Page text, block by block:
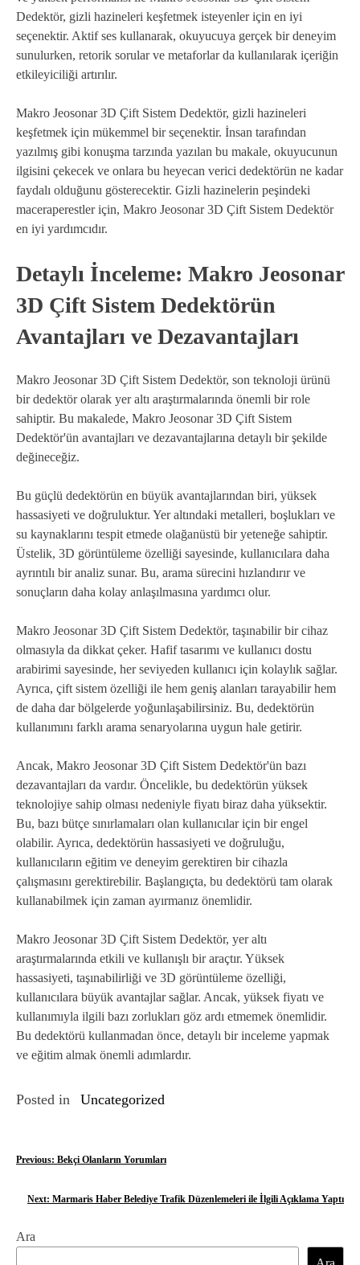
Dedektör, gizli hazineleri keşfetmek isteyenler için en iyi
seçenektir. Aktif ses kullanarak, okuyucuya gerçek bir deneyim
sunulurken, retorik sorular ve metaforlar da kullanılarak içeriğin
etkileyiciliği artırılır.
Makro Jeosonar 3D Çift Sistem Dedektör, gizli hazineleri
keşfetmek için mükemmel bir seçenektir. İnsan tarafından
yazılmış gibi konuşma tarzında yazılan bu makale, okuyucunun
ilgisini çekecek ve onlara bu heyecan verici dedektörün ne kadar
faydalı olduğunu gösterecektir. Gizli hazinelerin peşindeki
maceraperestler için, Makro Jeosonar 3D Çift Sistem Dedektör
en iyi yardımcıdır.
Detaylı İnceleme: Makro Jeosonar
3D Çift Sistem Dedektörün
Avantajları ve Dezavantajları
Makro Jeosonar 3D Çift Sistem Dedektör, son teknoloji ürünü
bir dedektör olarak yer altı araştırmalarında önemli bir role
sahiptir. Bu makalede, Makro Jeosonar 3D Çift Sistem
Dedektör'ün avantajları ve dezavantajlarına detaylı bir şekilde
değineceğiz.
Bu güçlü dedektörün en büyük avantajlarından biri, yüksek
hassasiyeti ve doğruluktur. Yer altındaki metalleri, boşlukları ve
su kaynaklarını tespit etmede olağanüstü bir yeteneğe sahiptir.
Üstelik, 3D görüntüleme özelliği sayesinde, kullanıcılara daha
ayrıntılı bir analiz sunar. Bu, arama sürecini hızlandırır ve
sonuçların daha kolay anlaşılmasına yardımcı olur.
Makro Jeosonar 3D Çift Sistem Dedektör, taşınabilir bir cihaz
olmasıyla da dikkat çeker. Hafif tasarımı ve kullanıcı dostu
arabirimi sayesinde, her seviyeden kullanıcı için kolaylık sağlar.
Ayrıca, çift sistem özelliği ile hem geniş alanları tarayabilir hem
de daha dar bölgelerde yoğunlaşabilirsiniz. Bu, dedektörün
kullanımını farklı arama senaryolarına uygun hale getirir.
Ancak, Makro Jeosonar 3D Çift Sistem Dedektör'ün bazı
dezavantajları da vardır. Öncelikle, bu dedektörün yüksek
teknolojiye sahip olması nedeniyle fiyatı biraz daha yüksektir.
Bu, bazı bütçe sınırlamaları olan kullanıcılar için bir engel
olabilir. Ayrıca, dedektörün hassasiyeti ve doğruluğu,
kullanıcıların eğitim ve deneyim gerektiren bir cihazla
çalışmasını gerektirebilir. Başlangıçta, bu dedektörü tam olarak
kullanabilmek için zaman ayırmanız önemlidir.
Makro Jeosonar 3D Çift Sistem Dedektör, yer altı
araştırmalarında etkili ve kullanışlı bir araçtır. Yüksek
hassasiyeti, taşınabilirliği ve 3D görüntüleme özelliği,
kullanıcılara büyük avantajlar sağlar. Ancak, yüksek fiyatı ve
kullanımıyla ilgili bazı zorlukları göz ardı etmemek önemlidir.
Bu dedektörü kullanmadan önce, detaylı bir inceleme yapmak
ve eğitim almak önemli adımlardır.
Posted in Uncategorized
Y
ı
Previous: Bekçi Olanların Yorumları
Next: Marmaris Haber Belediye Trafik Düzenlemeleri ile İlgili Açıklama Yaptı
Ara